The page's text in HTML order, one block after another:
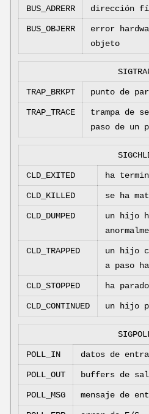
BUS_ADRERR dirección
BUS_OBJERR
error
objeto
TRAP_BRKPT punto de
TRAP_TRACE
trampa de
paso de un
CLD_EXITED ha
CLD_KILLED se ha
CLD_DUMPED
un hijo
CLD_TRAPPED
un hijo
a paso
CLD_STOPPED ha
CLD_CONTINUED un hijo
POLL_IN datos de
POLL_OUT buffers de
POLL_MSG mensaje de